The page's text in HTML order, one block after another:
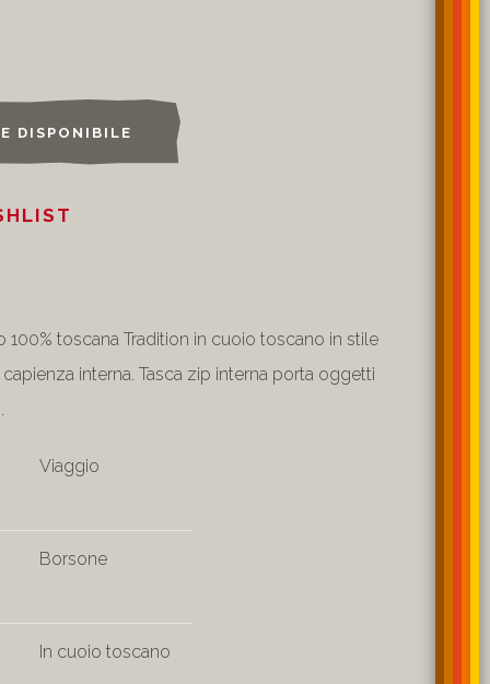
DISPONIBILE
100% toscana Tradition in cuoio toscano in stile
interna. Tasca zip interna porta oggetti
Viaggio
Borsone
In cuoio toscano